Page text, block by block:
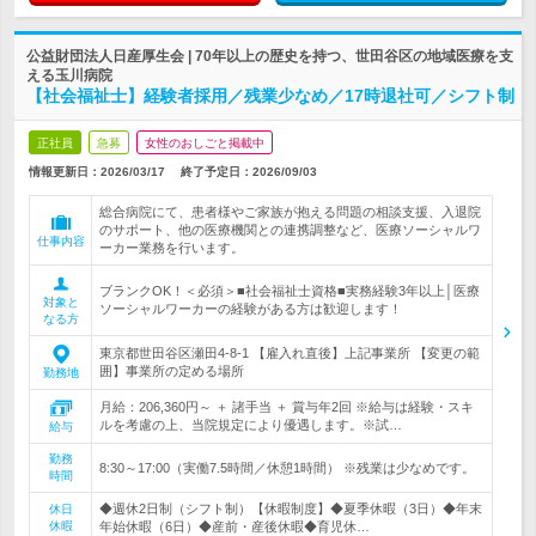
公益財団法人日産厚生会 | 70年以上の歴史を持つ、世田谷区の地域医療を支
える玉川病院
【社会福祉士】経験者採用／残業少なめ／17時退社可／シフト制
正社員 急募 女性のおしごと掲載中
情報更新日：2026/03/17 終了予定日： 2026/09/03
仕事内容
総合病院にて、患者様やご家族が抱える問題の相談支援、入退院
のサポート、他の医療機関との連携調整など、医療ソーシャルワ
ーカー業務を行います。
対象と
なる方
ブランクOK！＜必須＞■社会福祉士資格■実務経験3年以上│医療
ソーシャルワーカーの経験がある方は歓迎します！
勤務地
東京都世田谷区瀬田4-8-1 【雇入れ直後】上記事業所 【変更の範
囲】事業所の定める場所
給与
月給：206,360円～ ＋ 諸手当 ＋ 賞与年2回 ※給与は経験・スキ
ルを考慮の上、当院規定により優遇します。※試…
勤務
時間
8:30～17:00（実働7.5時間／休憩1時間） ※残業は少なめです。
休日
休暇
◆週休2日制（シフト制）【休暇制度】◆夏季休暇（3日）◆年末
年始休暇（6日）◆産前・産後休暇◆育児休…